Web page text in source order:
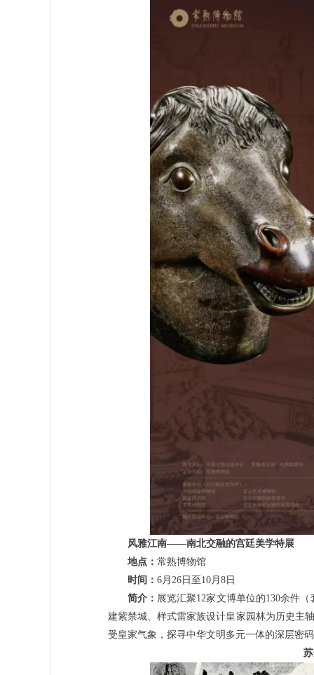
风雅江南——南北交融的宫廷美学特展
地点： 常熟博物馆
时间： 6月26日至10月8日
简介： 展览汇聚12家文博单位的130余件
建紫禁城、样式雷家族设计皇家园林为历史主
受皇家气象，探寻中华文明多元一体的深层密